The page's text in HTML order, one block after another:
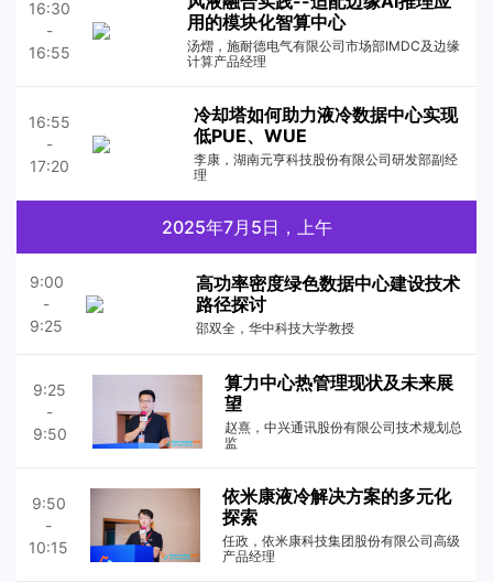
16:30
-
16:55
用的模块化智算中心
汤熠，施耐德电气有限公司市场部IMDC及边缘
计算产品经理
16:55
-
17:20
冷却塔如何助力液冷数据中心实现
低PUE、WUE
李康，湖南元亨科技股份有限公司研发部副经
理
2025年7月5日，上午
9:00
-
9:25
高功率密度绿色数据中心建设技术
路径探讨
邵双全，华中科技大学教授
9:25
-
9:50
算力中心热管理现状及未来展
望
赵熹，中兴通讯股份有限公司技术规划总
监
9:50
-
10:15
依米康液冷解决方案的多元化
探索
任政，依米康科技集团股份有限公司高级
产品经理